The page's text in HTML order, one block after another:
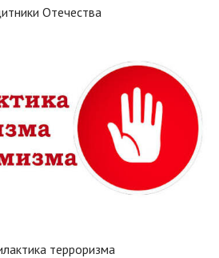
Отечества
терроризма